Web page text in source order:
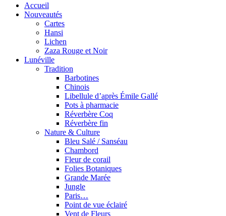
Accueil
Nouveautés
Cartes
Hansi
Lichen
Zaza Rouge et Noir
Lunéville
Tradition
Barbotines
Chinois
Libellule d’après Émile Gallé
Pots à pharmacie
Réverbère Coq
Réverbère fin
Nature & Culture
Bleu Salé / Sanséau
Chambord
Fleur de corail
Folies Botaniques
Grande Marée
Jungle
Paris…
Point de vue éclairé
Vent de Fleurs